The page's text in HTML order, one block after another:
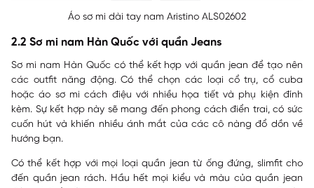
Áo sơ mi dài tay nam Aristino ALS02602
2.2 Sơ mi nam Hàn Quốc với quần Jeans
Sơ mi nam Hàn Quốc có thể kết hợp với quần jean để tạo nên
các outfit năng động. Có thể chọn các loại cổ trụ, cổ cuba
hoặc áo sơ mi cách điệu với nhiều họa tiết và phụ kiện đính
kèm. Sự kết hợp này sẽ mang đến phong cách điển trai, có sức
cuốn hút và khiến nhiều ánh mắt của các cô nàng đổ dồn về
hướng bạn.
Có thể kết hợp với mọi loại quần jean từ ống đứng, slimfit cho
đến quần jean rách. Hầu hết mọi kiểu và màu của quần jean